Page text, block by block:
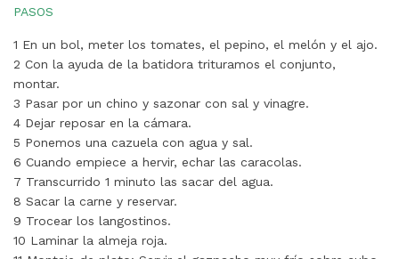
PASOS
1 En un bol, meter los tomates, el pepino, el melón y el ajo.
2 Con la ayuda de la batidora trituramos el conjunto,
montar.
3 Pasar por un chino y sazonar con sal y vinagre.
4 Dejar reposar en la cámara.
5 Ponemos una cazuela con agua y sal.
6 Cuando empiece a hervir, echar las caracolas.
7 Transcurrido 1 minuto las sacar del agua.
8 Sacar la carne y reservar.
9 Trocear los langostinos.
10 Laminar la almeja roja.